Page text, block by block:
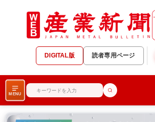
DIGITAL版 読者専用ページ
MENU